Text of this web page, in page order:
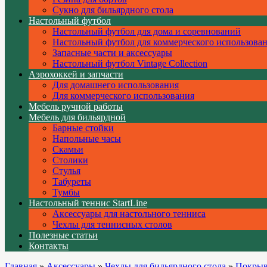
Сукно для бильярдного стола
Настольный футбол
Настольный футбол для дома и соревнований
Настольный футбол для коммерческого
Запасные части и аксессуары
Настольный футбол Vintage Collection
Аэрохоккей и запчасти
Для домашнего использования
Для коммерческого использования
Мебель ручной работы
Мебель для бильярдной
Барные стойки
Напольные часы
Скамьи
Столики
Стулья
Табуреты
Тумбы
Настольный теннис StartLine
Аксессуары для настольного тенниса
Чехлы для теннисных столов
Полезные статьи
Контакты